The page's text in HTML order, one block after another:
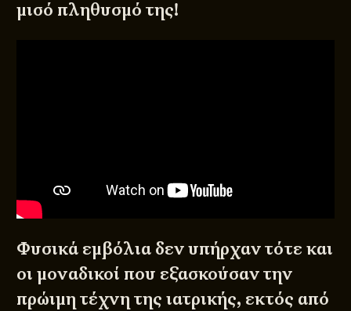
μισό πληθυσμό της!
Φυσικά εμβόλια δεν υπήρχαν τότε και
οι μοναδικοί που εξασκούσαν την
πρώιμη τέχνη της ιατρικής, εκτός από